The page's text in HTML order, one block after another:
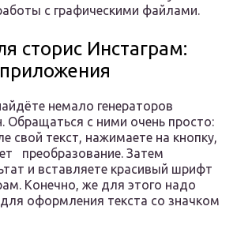
с графическими файлами.
сторис Инстаграм:
немало генераторов
Обращаться с ними очень просто:
свой текст, нажимаете на кнопку,
преобразование. Затем
и вставляете красивый шрифт
Конечно, же для этого надо
оформления текста со значком